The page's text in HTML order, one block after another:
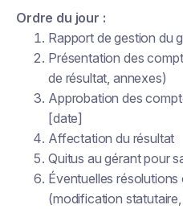
Ordre du jour :
Rapport de gestion du
Présentation des
de résultat, annexes)
Approbation des
[date]
Affectation du résultat
Quitus au gérant pour
Éventuelles
(modification